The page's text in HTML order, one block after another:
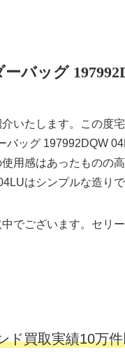
バッグ
いたします。この度
ッグ 197992DQW
用感はあったものの
はシンプルな造り
でございます。セリ
ド買取実績10万